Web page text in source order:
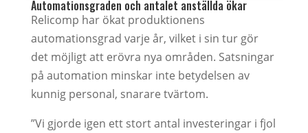
Automationsgraden och antalet anställda ökar
Relicomp har ökat produktionens
automationsgrad varje år, vilket i sin tur gör
det möjligt att erövra nya områden. Satsningar
på automation minskar inte betydelsen av
kunnig personal, snarare tvärtom.
”Vi gjorde igen ett stort antal investeringar i fjol